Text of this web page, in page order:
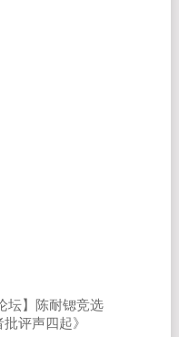
坛】陈耐锶竞选
评声四起》